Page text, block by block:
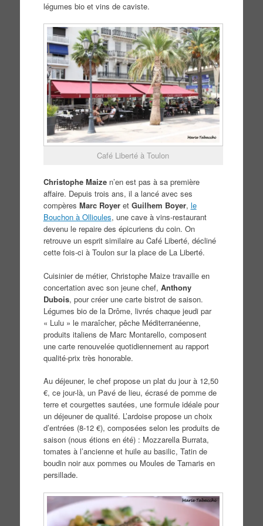
légumes bio et vins de caviste.
Café Liberté à Toulon
Christophe Maizen’en est pas à sa première
affaire. Depuis trois ans, il a lancé avec ses
compères Marc Royeret Guilhem Boyer, le
Bouchon à Ollioules, une cave à vins-restaurant
devenu le repaire des épicuriens du coin. On
retrouve un esprit similaire au Café Liberté, décliné
cette fois-ci à Toulon sur la place de La Liberté.
Cuisinier de métier, Christophe Maize travaille en
concertation avec son jeune chef, Anthony
Dubois, pour créer une carte bistrot de saison.
Légumes bio de la Drôme, livrés chaque jeudi par
« Lulu » le maraîcher, pêche Méditerranéenne,
produits italiens de Marc Montarello, composent
une carte renouvelée quotidiennement au rapport
qualité-prix très honorable.
Au déjeuner, le chef propose un plat du jour à 12,50
€, ce jour-là, un Pavé de lieu, écrasé de pomme de
terre et courgettes sautées, une formule idéale pour
un déjeuner de qualité. L’ardoise propose un choix
d’entrées (8-12 €), composées selon les produits de
saison (nous étions en été) : Mozzarella Burrata,
tomates à l’ancienne et huile au basilic, Tatin de
boudin noir aux pommes ou Moules de Tamaris en
persillade.